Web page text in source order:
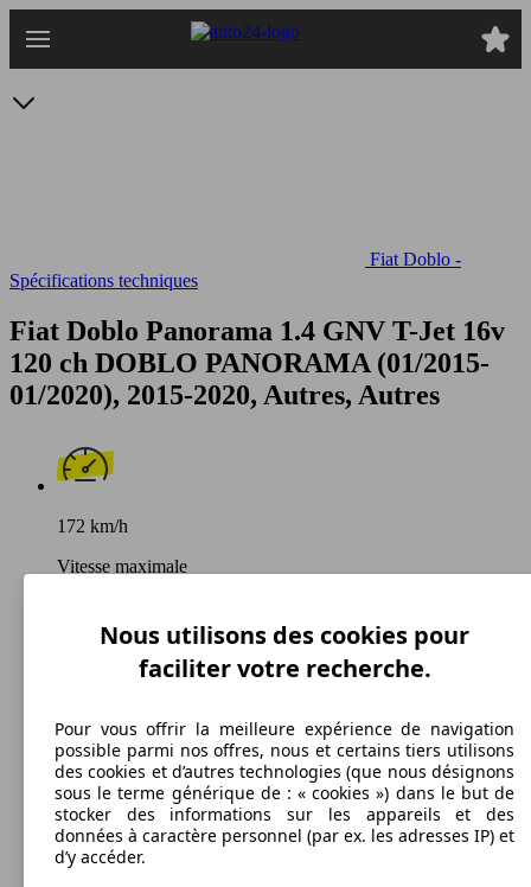
au
Fiat Doblo -
Spécifications techniques
Fiat Doblo Panorama 1.4 GNV T-Jet 16v
120 ch DOBLO PANORAMA (01/2015-
01/2020), 2015-2020, Autres, Autres
172 km/h
Vitesse maximale
161 g/km
Émissions de CO2 (combinées)*
Nous utilisons des cookies pour
faciliter votre recherche.
Pour vous offrir la meilleure expérience de navigation
possible parmi nos offres, nous et certains tiers utilisons
des cookies et d’autres technologies (que nous désignons
sous le terme générique de : « cookies ») dans le but de
stocker des informations sur les appareils et des
données à caractère personnel (par ex. les adresses IP) et
d’y accéder.